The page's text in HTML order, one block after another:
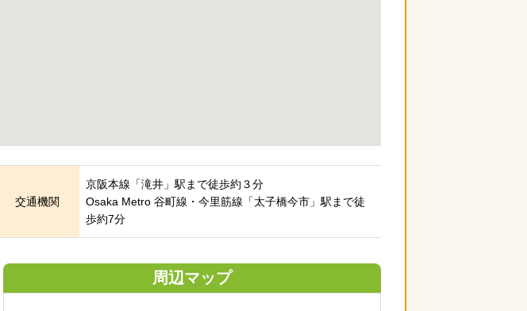
交通機関
京阪本線「滝井」駅まで徒歩約３分
Osaka Metro 谷町線・今里筋線「太子橋今市」駅まで徒
歩約7分
周辺マップ